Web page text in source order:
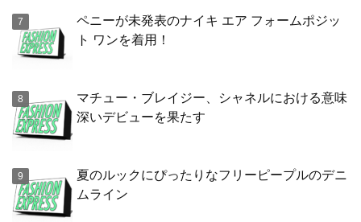
ペニーが未発表のナイキ エア フォームポジッ
ト ワンを着用！
マチュー・ブレイジー、シャネルにおける意味
深いデビューを果たす
夏のルックにぴったりなフリーピープルのデニ
ムライン